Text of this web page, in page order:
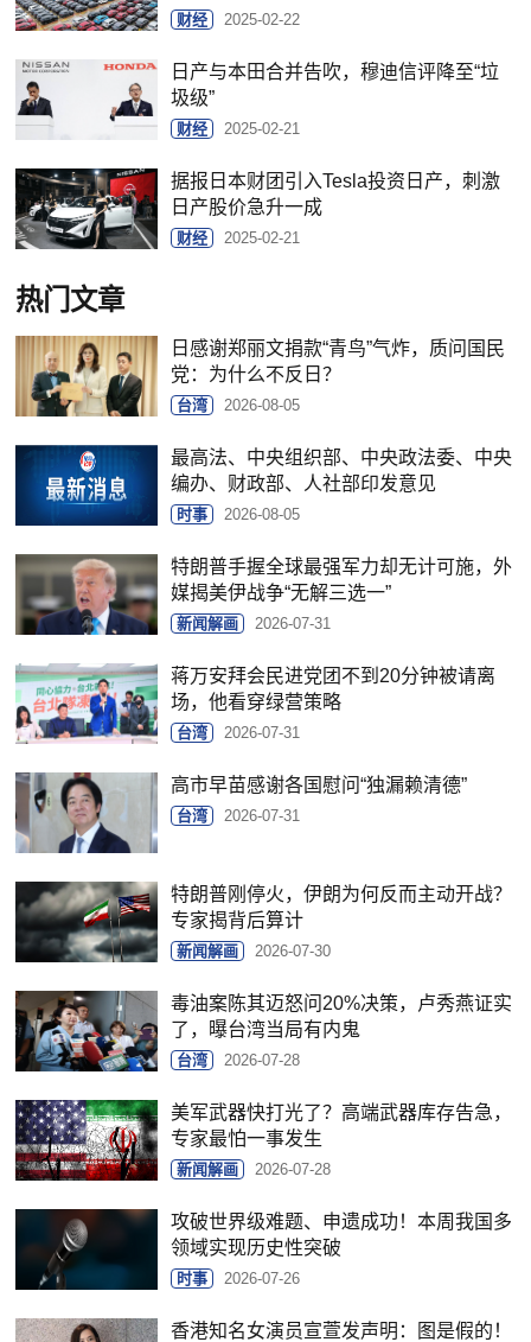
财经 2025-02-22
日产与本田合并告吹，穆迪信评降至“垃
圾级”
财经 2025-02-21
据报日本财团引入Tesla投资日产，刺激
日产股价急升一成
财经 2025-02-21
热门文章
日感谢郑丽文捐款“青鸟”气炸，质问国民
党：为什么不反日？
台湾 2026-08-05
最高法、中央组织部、中央政法委、中央
编办、财政部、人社部印发意见
时事 2026-08-05
特朗普手握全球最强军力却无计可施，外
媒揭美伊战争“无解三选一”
新闻解画 2026-07-31
蒋万安拜会民进党团不到20分钟被请离
场，他看穿绿营策略
台湾 2026-07-31
高市早苗感谢各国慰问“独漏赖清德”
台湾 2026-07-31
特朗普刚停火，伊朗为何反而主动开战？
专家揭背后算计
新闻解画 2026-07-30
毒油案陈其迈怒问20%决策，卢秀燕证实
了，曝台湾当局有内鬼
台湾 2026-07-28
美军武器快打光了？高端武器库存告急，
专家最怕一事发生
新闻解画 2026-07-28
攻破世界级难题、申遗成功！本周我国多
领域实现历史性突破
时事 2026-07-26
香港知名女演员宣萱发声明：图是假的！